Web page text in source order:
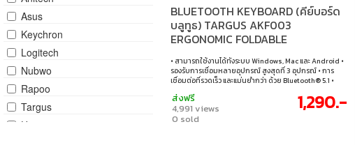
Asus
Keychron
Logitech
Nubwo
Rapoo
Targus
Ugreen
BLUETOOTH KEYBOARD (คีย์บอร์ด
บลูทูธ) TARGUS AKF003
ERGONOMIC FOLDABLE
BLUETOOTH ANTIMICROBIAL
KEYBOARD (BLACK)
• สามารถใช้งานได้ทังระบบ Windows, Mac และ Android •
รองรับการเชื่อมหลายอุปกรณ์ สูงสุดที่ 3 อุปกรณ์ • การ
เชื่อมต่อที่รวดเร็ว และแม่นยำกว่า ด้วย Bluetooth® 5.1 •
สะสมของแบคทีเรียบนพื้นผิว • Ergonomic Design ขนาด
เบาบาง พับเก็บได้สะดวกเมื่อไม่ได้ใช้งาน • บอกสถาณะอายุ
การใช้งานของแบตเตอรี่ (Reghargable 100mAh) • มีปุ่ม
ส่งฟรี
4,991 views
0 sold
1,290.-